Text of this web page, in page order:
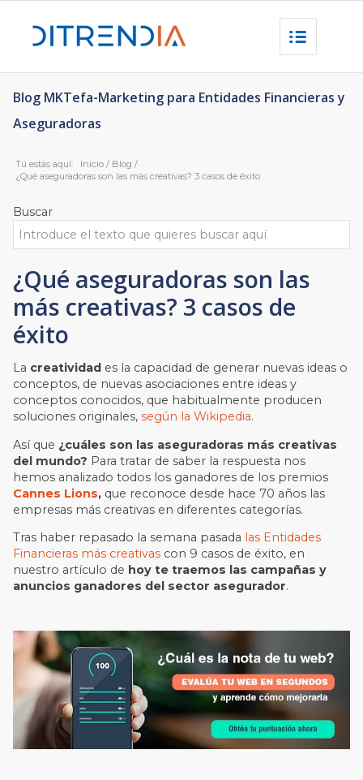
Blog MKTefa-Marketing para Entidades Financieras y
Aseguradoras
Tú estás aquí: Inicio / Blog /
¿Qué aseguradoras son las más creativas? 3 casos de éxito
Buscar
¿Qué aseguradoras son las
más creativas? 3 casos de
éxito
La creatividad es la capacidad de generar nuevas ideas o
conceptos, de nuevas asociaciones entre ideas y
conceptos conocidos, que habitualmente producen
soluciones originales,según la Wikipedia.
Así que ¿cuáles son las aseguradoras más creativas
del mundo? Para tratar de saber la respuesta nos
hemos analizado todos los ganadores de los premios
Cannes Lions, que reconoce desde hace 70 años las
empresas más creativas en diferentes categorías.
Tras haber repasado la semana pasada las Entidades
Financieras más creativas con 9 casos de éxito, en
nuestro artículo de hoy te traemos las campañas y
anuncios ganadores del sector asegurador.